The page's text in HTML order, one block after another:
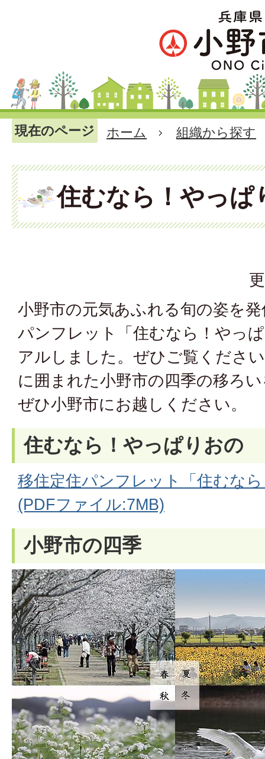
現在のページ ホーム 組織から探す
住むなら！やっぱ
小野市の元気あふれる旬の姿を
パンフレット「住むなら！やっ
アルしました。ぜひご覧くださ
に囲まれた小野市の四季の移ろ
ぜひ小野市にお越しください。
住むなら！やっぱりおの
移住定住パンフレット「住むな
(PDFファイル:7MB)
小野市の四季